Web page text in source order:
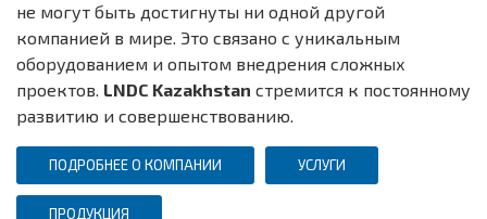
не могут быть достигнуты ни одной другой
компанией в мире. Это связано с уникальным
оборудованием и опытом внедрения сложных
проектов. LNDC Kazakhstan стремится к постоянному
развитию и совершенствованию.
ПОДРОБНЕЕ О КОМПАНИИ УСЛУГИ
ПРОДУКЦИЯ